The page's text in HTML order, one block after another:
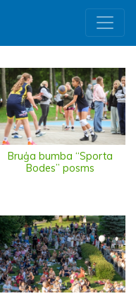
Bruģa bumba “Sporta
Bodes” posms